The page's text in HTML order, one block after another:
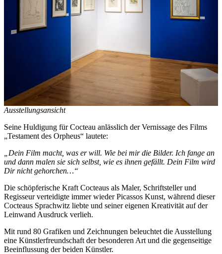
Ausstellungsansicht
Seine Huldigung für Cocteau anlässlich der Vernissage des Films
„Testament des Orpheus“ lautete:
„Dein Film macht, was er will. Wie bei mir die Bilder. Ich fange an
und dann malen sie sich selbst, wie es ihnen gefällt. Dein Film wird
Dir nicht gehorchen…“
Die schöpferische Kraft Cocteaus als Maler, Schriftsteller und
Regisseur verteidigte immer wieder Picassos Kunst, während dieser
Cocteaus Sprachwitz liebte und seiner eigenen Kreativität auf der
Leinwand Ausdruck verlieh.
Mit rund 80 Grafiken und Zeichnungen beleuchtet die Ausstellung
eine Künstlerfreundschaft der besonderen Art und die gegenseitige
Beeinflussung der beiden Künstler.